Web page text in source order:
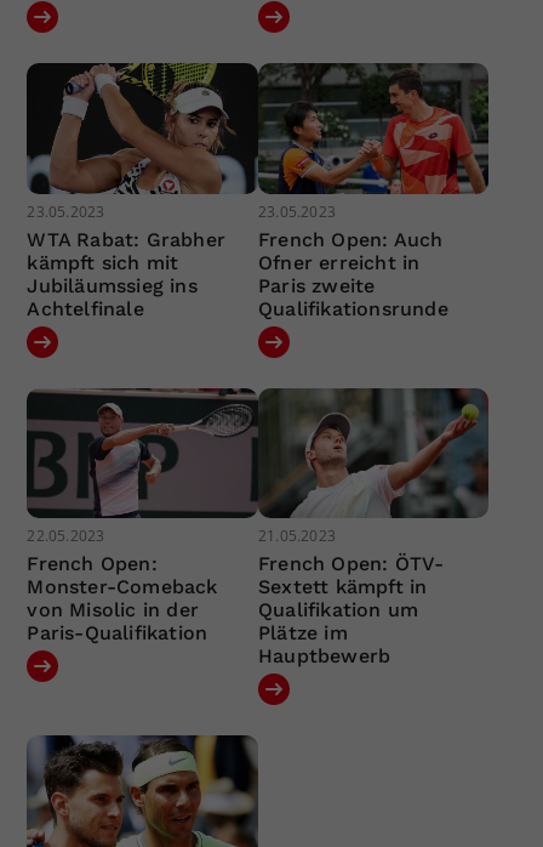
23.05.2023
WTA Rabat: Grabher
kämpft sich mit
Jubiläumssieg ins
Achtelfinale
23.05.2023
French Open: Auch
Ofner erreicht in
Paris zweite
Qualifikationsrunde
22.05.2023
French Open:
Monster-Comeback
von Misolic in der
Paris-Qualifikation
21.05.2023
French Open: ÖTV-
Sextett kämpft in
Qualifikation um
Plätze im
Hauptbewerb